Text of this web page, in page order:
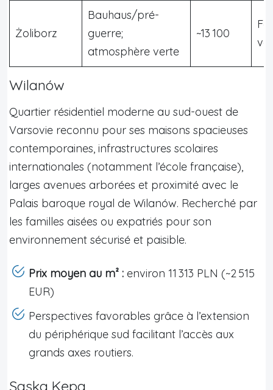
Żoliborz
Bauhaus/pré-
guerre;
atmosphère verte
~13 100
Wilanów
Quartier résidentiel moderne au sud-ouest de
Varsovie reconnu pour ses maisons spacieuses
contemporaines, infrastructures scolaires
internationales (notamment l’école française),
larges avenues arborées et proximité avec le
Palais baroque royal de Wilanów. Recherché par
les familles aisées ou expatriés pour son
environnement sécurisé et paisible.
Prix moyen au m² : environ 11 313 PLN (~2 515
EUR)
Perspectives favorables grâce à l’extension
du périphérique sud facilitant l’accès aux
grands axes routiers.
Saska Kępa